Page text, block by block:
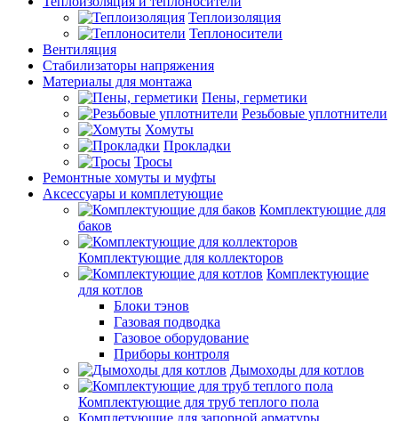
Теплоизоляция
Теплоносители
Вентиляция
Стабилизаторы напряжения
Материалы для монтажа
Пены, герметики
Резьбовые уплотнители
Хомуты
Прокладки
Тросы
Ремонтные хомуты и муфты
Аксессуары и комплетующие
Комплектующие для
баков
Комплектующие для коллекторов
Комплектующие
для котлов
Блоки тэнов
Газовая подводка
Газовое оборудование
Приборы контроля
Дымоходы для котлов
Комплектующие для труб теплого пола
Комплетующие для запорной арматуры